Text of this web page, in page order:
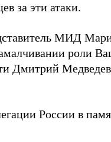
за эти атаки.
МИД
роли
Дмитрий Медведев
России в